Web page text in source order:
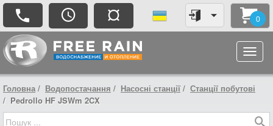
¤ 0
Головна Водопостачання Насосні станції
Станції побутові
Pedrollo HF JSWm 2CX